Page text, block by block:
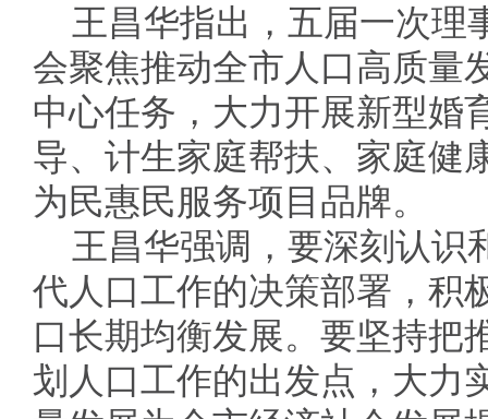
王昌华指出，五届一次理
会聚焦推动全市人口高质量
中心任务，大力开展新型婚
导、计生家庭帮扶、家庭健
为民惠民服务项目品牌。
王昌华强调，要深刻认识
代人口工作的决策部署，积
口长期均衡发展。要坚持把
划人口工作的出发点，大力